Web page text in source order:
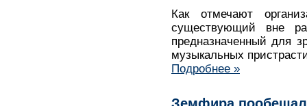
Как отмечают
существующий вне
предназначенный для
музыкальных
Подробнее »